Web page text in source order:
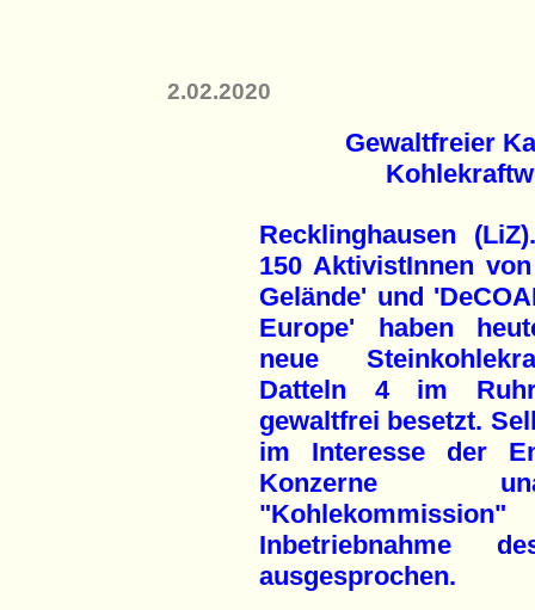
2.02.2020
Gewaltfreier
Recklinghausen
150 AktivistInnen
Gelände' und
Europe' haben
neue
Datteln 4 im
gewaltfrei besetzt.
im Interesse der
Konzerne
Inbetriebnahme
ausgesprochen.